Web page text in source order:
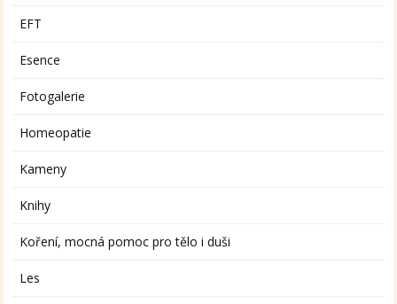
EFT
Esence
Fotogalerie
Homeopatie
Kameny
Knihy
Koření, mocná pomoc pro tělo i duši
Les